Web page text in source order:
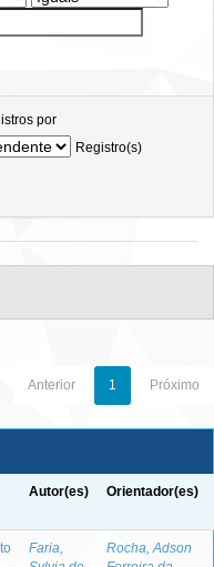
por
Registro(s)
Anterior 1 Próximo
Autor(es) Orientador(es)
Faria,
Rocha, Adson